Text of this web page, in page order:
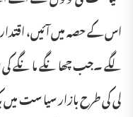
اس کے حصہ میں آ ئیں،
لگے ۔جب چھا نگے ما نگے
لی کی طرح بازار سیا ست